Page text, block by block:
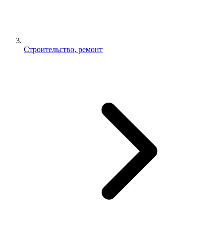
Строительство, ремонт